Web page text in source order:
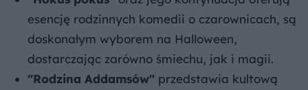
esencję rodzinnych komedii o czarownicach, są
doskonałym wyborem na Halloween,
dostarczając zarówno śmiechu, jak i magii.
"Rodzina Addamsów" przedstawia kultową